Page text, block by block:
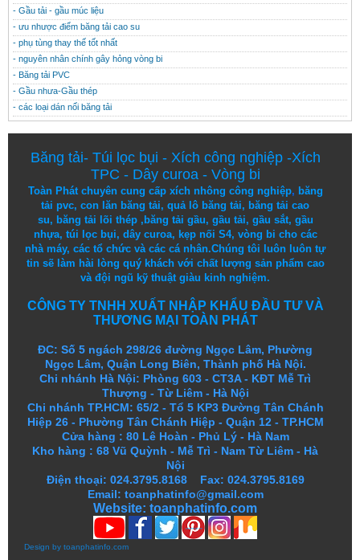
- Gầu tải - gầu múc liệu
- ưu nhược điểm băng tải cao su
- phụ tùng thay thế tốt nhất
- nguyên nhân chính gây hỏng vòng bi
- Băng tải PVC
- Gầu nhưa-Gầu thép
- các loại dán nối băng tải
Băng tải- Túi lọc bụi - Xích công nghiệp-Xích
TPC - Dây curoa - Vòng bi
Toàn Phát chuyên cung cấp xích nhông công nghiệp, băng
tải pvc,con lăn băng tải,quả lô băng tải, băng tải cao
su, băng tải lõi thép,băng tải gầu, gầu tải, gầu sắt, gầu
nhựa, túi lọc bụi, dây curoa, kẹp nối S4, vòng bi cho các
nhà máy, các tổ chức và các cá nhân.Chúng tôi luôn luôn tự
tin sẽ làm hài lòng quý khách với chất lượng sảnphẩm cao
và đội ngũ kỹ thuật giàu kinh nghiệm.
CÔNG TY TNHH XUẤT NHẬP KHẨU ĐẦU TƯ VÀ
THƯƠNG MẠI TOÀN PHÁT
ĐC: Số 5 ngách 298/26 đường Ngọc Lâm, Phường
Ngọc Lâm, Quận Long Biên, Thành phố Hà Nội.
Chi nhánh Hà Nội: Phòng 603 - CT3A - KĐT Mễ Trì
Thượng - Từ Liêm - Hà Nội
Chi nhánh TP.HCM: 65/2 - Tổ 5 KP3 Đường Tân Chánh
Hiệp 26 - Phường Tân Chánh Hiệp - Quận 12 - TP.HCM
Cửa hàng : 80 Lê Hoàn - Phủ Lý - Hà Nam
Kho hàng :68 Vũ Quỳnh - Mễ Trì - Nam Từ Liêm - Hà
Nội
Điện thoại: 024.3795.8168 Fax: 024.3795.8169
Email: toanphatinfo@gmail.com
Website: toanphatinfo.com
Design by toanphatinfo.com